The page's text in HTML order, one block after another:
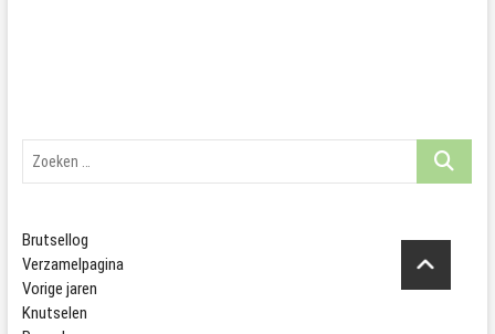
Zoeken
Brutsellog
Verzamelpagina
Vorige jaren
Knutselen